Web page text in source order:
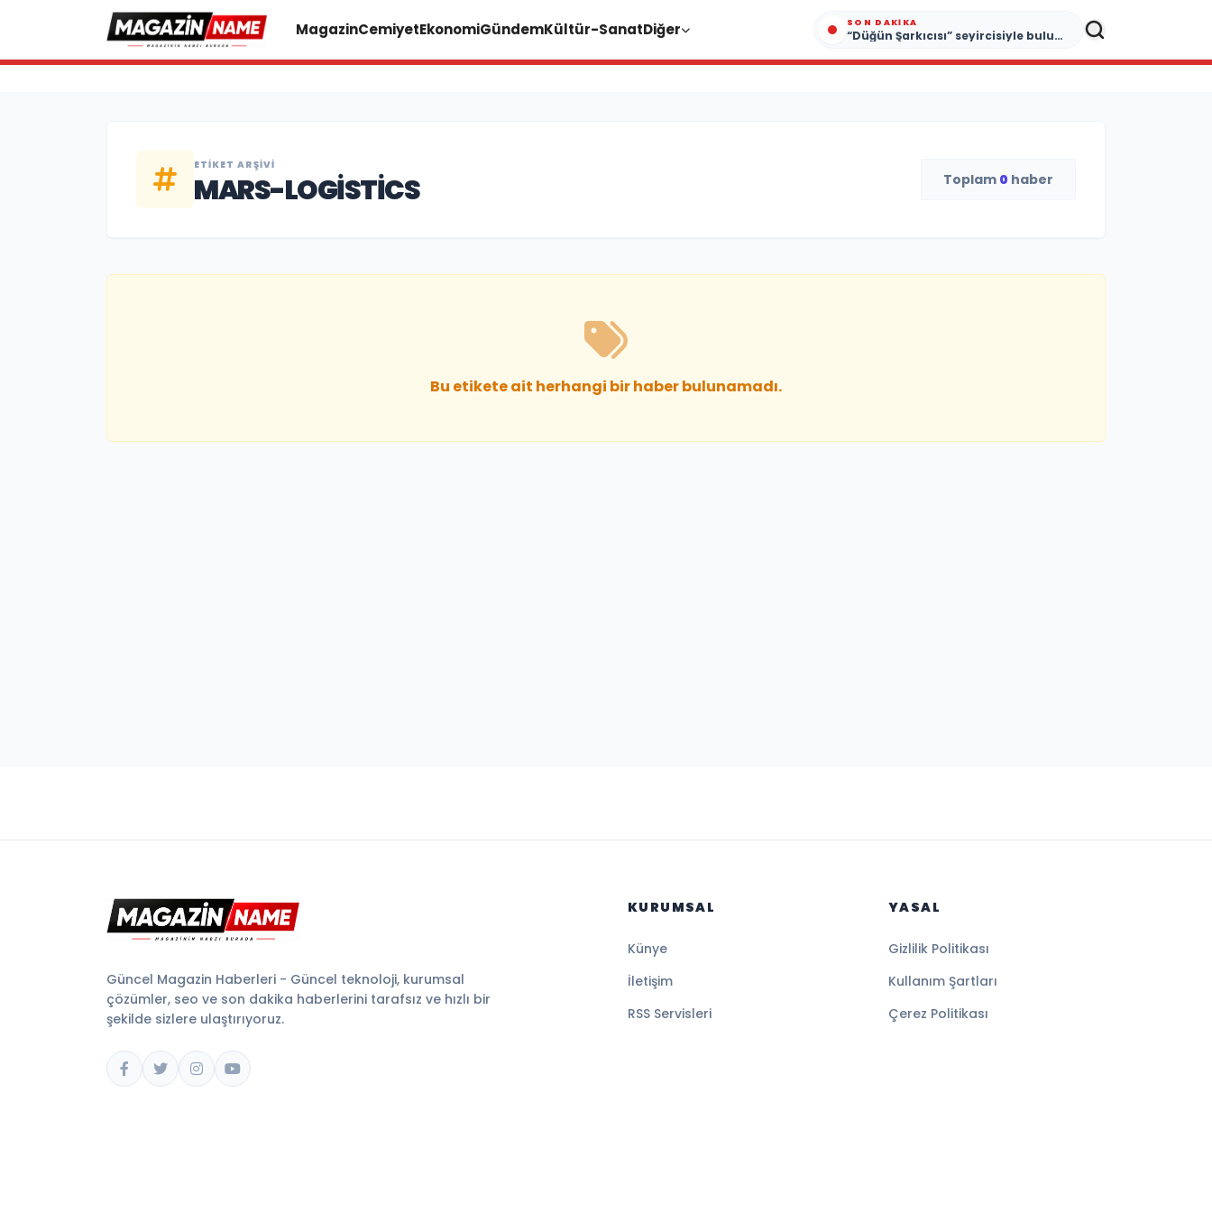
MagazinCemiyetEkonomiGündemKültür-SanatDiğer SON DAKIKA
“Düğün Şarkıcısı” seyircisiyle buluşmak için gün sayıyor
ETIKET ARŞIVI
MARS-LOGISTICS Toplam 0 haber
Bu etikete ait herhangi bir haber bulunamadı.
Güncel Magazin Haberleri - Güncel teknoloji, kurumsal
çözümler, seo ve son dakika haberlerini tarafsız ve hızlı bir
şekilde sizlere ulaştırıyoruz.
KURUMSAL
Künye
İletişim
RSS Servisleri
YASAL
Gizlilik Politikası
Kullanım Şartları
Çerez Politikası